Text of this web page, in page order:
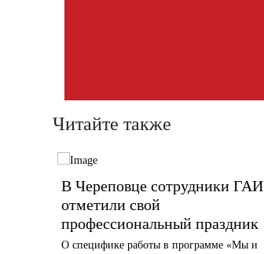
Читайте также
В Череповце сотрудники ГАИ
отметили свой
профессиональный праздник
О специфике работы в программе «Мы и